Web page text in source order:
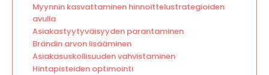
Myynnin kasvattaminen hinnoittelustrategioiden
avulla
Asiakastyytyväisyyden parantaminen
Brändin arvon lisääminen
Asiakasuskollisuuden vahvistaminen
Hintapisteiden optimointi